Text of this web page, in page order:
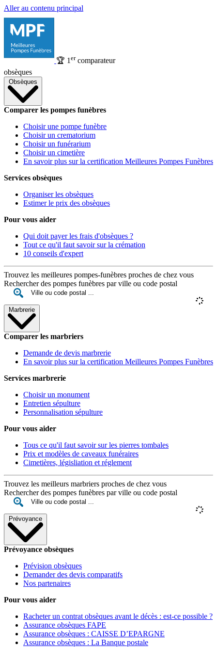
Aller au contenu principal
🏆 1 ercomparateur
obsèques
Obsèques
Comparer les pompes funèbres
Choisir une pompe funèbre
Choisir un crematorium
Choisir un funérarium
Choisir un cimetière
En savoir plus sur la certification Meilleures Pompes Funèbres
Services obsèques
Organiser les obsèques
Estimer le prix des obsèques
Pour vous aider
Qui doit payer les frais d'obsèques ?
Tout ce qu'il faut savoir sur la crémation
10 conseils d'expert
Trouvez les meilleures pompes-funèbres proches de chez vous
Rechercher des pompes funèbres par ville ou code postal
Marbrerie
Comparer les marbriers
Demande de devis marbrerie
En savoir plus sur la certification Meilleures Pompes Funèbres
Services marbrerie
Choisir un monument
Entretien sépulture
Personnalisation sépulture
Pour vous aider
Tous ce qu'il faut savoir sur les pierres tombales
Prix et modèles de caveaux funéraires
Cimetières, législiation et réglement
Trouvez les meilleurs marbriers proches de chez vous
Rechercher des pompes funèbres par ville ou code postal
Prévoyance
Prévoyance obsèques
Prévision obsèques
Demander des devis comparatifs
Nos partenaires
Pour vous aider
Racheter un contrat obsèques avant le décès : est-ce possible ?
Assurance obsèques FAPE
Assurance obsèques : CAISSE D’EPARGNE
Assurance obsèques : La Banque postale